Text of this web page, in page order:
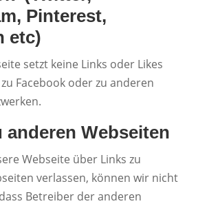
Pinterest,
etc)
setzt keine Links oder Likes
Facebook oder zu anderen
anderen Webseiten
Webseite über Links zu
verlassen, können wir nicht
Betreiber der anderen